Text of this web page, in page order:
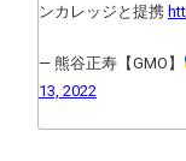
ンカレッジと提携
— 熊谷正寿【GMO】
13, 2022